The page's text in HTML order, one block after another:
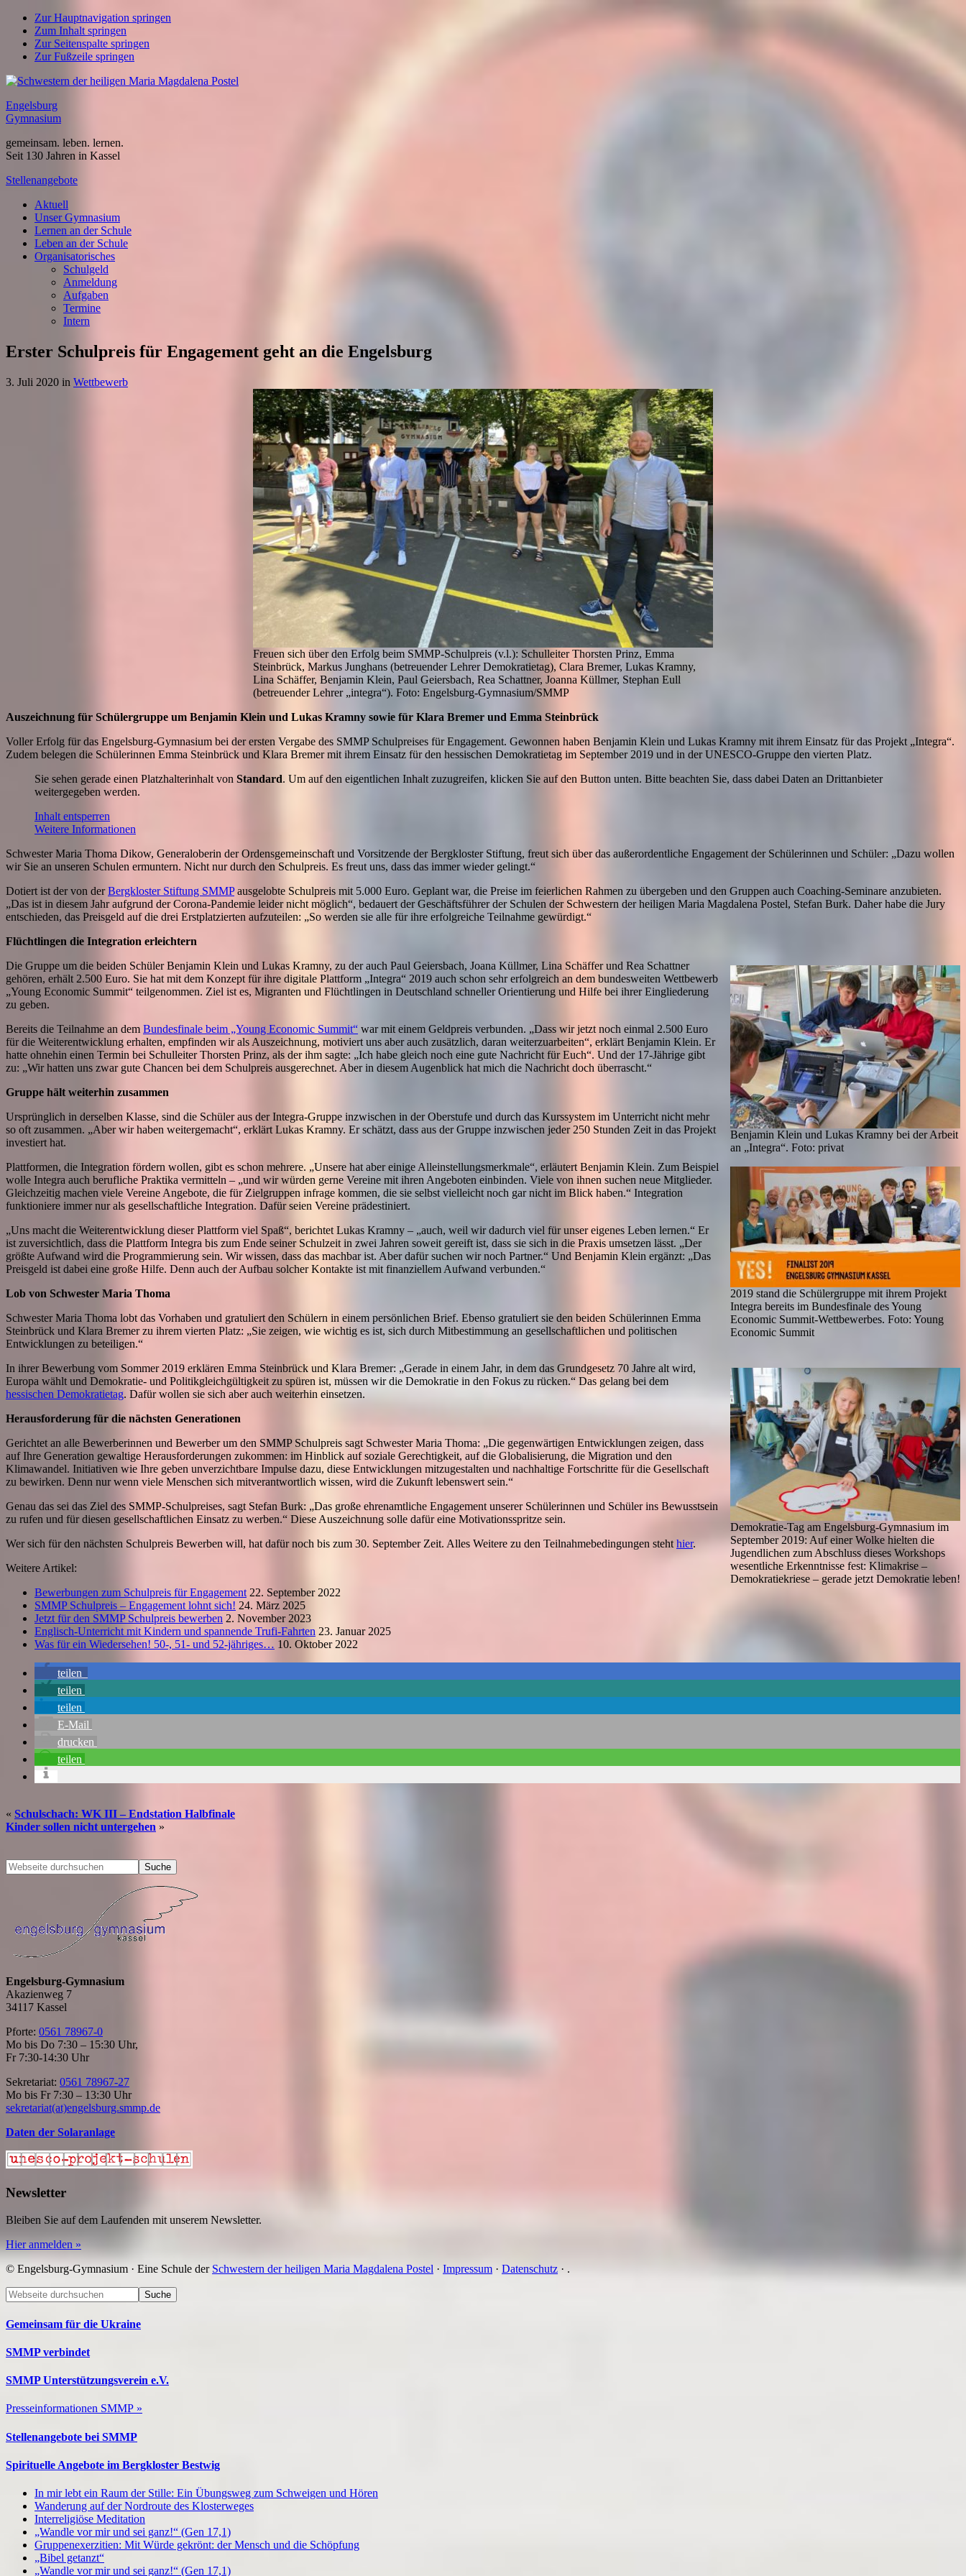
Zur Hauptnavigation springen
Zum Inhalt springen
Zur Seitenspalte springen
Zur Fußzeile springen
Engelsburg
Gymnasium
gemeinsam. leben. lernen.
Seit 130 Jahren in Kassel
Stellenangebote
Aktuell
Unser Gymnasium
Lernen an der Schule
Leben an der Schule
Organisatorisches
Schulgeld
Anmeldung
Aufgaben
Termine
Intern
Erster Schulpreis für Engagement geht an die Engelsburg
3. Juli 2020 in Wettbewerb
Freuen sich über den Erfolg beim SMMP-Schulpreis (v.l.): Schulleiter Thorsten Prinz, Emma
Steinbrück, Markus Junghans (betreuender Lehrer Demokratietag), Clara Bremer, Lukas Kramny,
Lina Schäffer, Benjamin Klein, Paul Geiersbach, Rea Schattner, Joanna Küllmer, Stephan Eull
(betreuender Lehrer „integra“). Foto: Engelsburg-Gymnasium/SMMP
Auszeichnung für Schülergruppe um Benjamin Klein und Lukas Kramny sowie für Klara Bremer und Emma Steinbrück
Voller Erfolg für das Engelsburg-Gymnasium bei der ersten Vergabe des SMMP Schulpreises für Engagement. Gewonnen haben Benjamin Klein und Lukas Kramny mit ihrem Einsatz für das Projekt „Integra“.
Zudem belegen die Schülerinnen Emma Steinbrück und Klara Bremer mit ihrem Einsatz für den hessischen Demokratietag im September 2019 und in der UNESCO-Gruppe den vierten Platz.
Sie sehen gerade einen Platzhalterinhalt von Standard. Um auf den eigentlichen Inhalt zuzugreifen, klicken Sie auf den Button unten. Bitte beachten Sie, dass dabei Daten an Drittanbieter
weitergegeben werden.
Inhalt entsperren
Weitere Informationen
Schwester Maria Thoma Dikow, Generaloberin der Ordensgemeinschaft und Vorsitzende der Bergkloster Stiftung, freut sich über das außerordentliche Engagement der Schülerinnen und Schüler: „Dazu wollen
wir Sie an unseren Schulen ermuntern. Nicht nur durch den Schulpreis. Es freut uns, dass das immer wieder gelingt.“
Dotiert ist der von derBergkloster Stiftung SMMPausgelobte Schulpreis mit 5.000 Euro. Geplant war, die Preise im feierlichen Rahmen zu übergeben und den Gruppen auch Coaching-Seminare anzubieten.
„Das ist in diesem Jahr aufgrund der Corona-Pandemie leider nicht möglich“, bedauert der Geschäftsführer der Schulen der Schwestern der heiligen Maria Magdalena Postel, Stefan Burk. Daher habe die Jury
entschieden, das Preisgeld auf die drei Erstplatzierten aufzuteilen: „So werden sie alle für ihre erfolgreiche Teilnahme gewürdigt.“
Flüchtlingen die Integration erleichtern
Benjamin Klein und Lukas Kramny bei der Arbeit
an „Integra“. Foto: privat
Die Gruppe um die beiden Schüler Benjamin Klein und Lukas Kramny, zu der auch Paul Geiersbach, Joana Küllmer, Lina Schäffer und Rea Schattner
gehören, erhält 2.500 Euro. Sie hat mit dem Konzept für ihre digitale Plattform „Integra“ 2019 auch schon sehr erfolgreich an dem bundesweiten Wettbewerb
„Young Economic Summit“ teilgenommen. Ziel ist es, Migranten und Flüchtlingen in Deutschland schneller Orientierung und Hilfe bei ihrer Eingliederung
zu geben.
Bereits die Teilnahme an dem Bundesfinale beim „Young Economic Summit“ war mit einem Geldpreis verbunden. „Dass wir jetzt noch einmal 2.500 Euro
für die Weiterentwicklung erhalten, empfinden wir als Auszeichnung, motiviert uns aber auch zusätzlich, daran weiterzuarbeiten“, erklärt Benjamin Klein. Er
hatte ohnehin einen Termin bei Schulleiter Thorsten Prinz, als der ihm sagte: „Ich habe gleich noch eine gute Nachricht für Euch“. Und der 17-Jährige gibt
zu: „Wir hatten uns zwar gute Chancen bei dem Schulpreis ausgerechnet. Aber in diesem Augenblick hat mich die Nachricht doch überrascht.“
Gruppe hält weiterhin zusammen
Ursprünglich in derselben Klasse, sind die Schüler aus der Integra-Gruppe inzwischen in der Oberstufe und durch das Kurssystem im Unterricht nicht mehr
so oft zusammen. „Aber wir haben weitergemacht“, erklärt Lukas Kramny. Er schätzt, dass aus der Gruppe inzwischen jeder 250 Stunden Zeit in das Projekt
investiert hat.
2019 stand die Schülergruppe mit ihrem Projekt
Integra bereits im Bundesfinale des Young
Economic Summit-Wettbewerbes. Foto: Young
Economic Summit
Plattformen, die Integration fördern wollen, gibt es schon mehrere. „Unsere hat aber einige Alleinstellungsmerkmale“, erläutert Benjamin Klein. Zum Beispiel
wolle Integra auch berufliche Praktika vermitteln – „und wir würden gerne Vereine mit ihren Angeboten einbinden. Viele von ihnen suchen neue Mitglieder.
Gleichzeitig machen viele Vereine Angebote, die für Zielgruppen infrage kommen, die sie selbst vielleicht noch gar nicht im Blick haben.“ Integration
funktioniere immer nur als gesellschaftliche Integration. Dafür seien Vereine prädestiniert.
„Uns macht die Weiterentwicklung dieser Plattform viel Spaß“, berichtet Lukas Kramny – „auch, weil wir dadurch viel für unser eigenes Leben lernen.“ Er
ist zuversichtlich, dass die Plattform Integra bis zum Ende seiner Schulzeit in zwei Jahren soweit gereift ist, dass sie sich in die Praxis umsetzen lässt. „Der
größte Aufwand wird die Programmierung sein. Wir wissen, dass das machbar ist. Aber dafür suchen wir noch Partner.“ Und Benjamin Klein ergänzt: „Das
Preisgeld ist dabei eine große Hilfe. Denn auch der Aufbau solcher Kontakte ist mit finanziellem Aufwand verbunden.“
Lob von Schwester Maria Thoma
Schwester Maria Thoma lobt das Vorhaben und gratuliert den Schülern in einem persönlichen Brief. Ebenso gratuliert sie den beiden Schülerinnen Emma
Steinbrück und Klara Bremer zu ihrem vierten Platz: „Sie zeigen, wie wichtig es ist, sich durch Mitbestimmung an gesellschaftlichen und politischen
Entwicklungen zu beteiligen.“
Demokratie-Tag am Engelsburg-Gymnasium im
September 2019: Auf einer Wolke hielten die
Jugendlichen zum Abschluss dieses Workshops
wesentliche Erkenntnisse fest: Klimakrise –
Demokratiekriese – gerade jetzt Demokratie leben!
In ihrer Bewerbung vom Sommer 2019 erklären Emma Steinbrück und Klara Bremer: „Gerade in einem Jahr, in dem das Grundgesetz 70 Jahre alt wird,
Europa wählt und Demokratie- und Politikgleichgültigkeit zu spüren ist, müssen wir die Demokratie in den Fokus zu rücken.“ Das gelang bei dem
hessischen Demokratietag. Dafür wollen sie sich aber auch weiterhin einsetzen.
Herausforderung für die nächsten Generationen
Gerichtet an alle Bewerberinnen und Bewerber um den SMMP Schulpreis sagt Schwester Maria Thoma: „Die gegenwärtigen Entwicklungen zeigen, dass
auf Ihre Generation gewaltige Herausforderungen zukommen: im Hinblick auf soziale Gerechtigkeit, auf die Globalisierung, die Migration und den
Klimawandel. Initiativen wie Ihre geben unverzichtbare Impulse dazu, diese Entwicklungen mitzugestalten und nachhaltige Fortschritte für die Gesellschaft
zu bewirken. Denn nur wenn viele Menschen sich mitverantwortlich wissen, wird die Zukunft lebenswert sein.“
Genau das sei das Ziel des SMMP-Schulpreises, sagt Stefan Burk: „Das große ehrenamtliche Engagement unserer Schülerinnen und Schüler ins Bewusstsein
zu rufen und für diesen gesellschaftlichen Einsatz zu werben.“ Diese Auszeichnung solle dafür eine Motivationsspritze sein.
Wer sich für den nächsten Schulpreis Bewerben will, hat dafür noch bis zum 30. September Zeit. Alles Weitere zu den Teilnahmebedingungen steht hier.
Weitere Artikel:
Bewerbungen zum Schulpreis für Engagement 22. September 2022
SMMP Schulpreis – Engagement lohnt sich! 24. März 2025
Jetzt für den SMMP Schulpreis bewerben 2. November 2023
Englisch-Unterricht mit Kindern und spannende Trufi-Fahrten 23. Januar 2025
Was für ein Wiedersehen! 50-, 51- und 52-jähriges… 10. Oktober 2022
teilen
teilen
teilen
E-Mail
drucken
teilen
« Schulschach: WK III – Endstation Halbfinale
Kinder sollen nicht untergehen »
Seitenspalte
Webseite
durchsuchen
Engelsburg-Gymnasium
Akazienweg 7
34117 Kassel
Pforte: 0561 78967-0
Mo bis Do 7:30 – 15:30 Uhr,
Fr 7:30-14:30 Uhr
Sekretariat: 0561 78967-27
Mo bis Fr 7:30 – 13:30 Uhr
sekretariat(at)engelsburg.smmp.de
Daten der Solaranlage
Newsletter
Bleiben Sie auf dem Laufenden mit unserem Newsletter.
Hier anmelden »
© Engelsburg-Gymnasium · Eine Schule der Schwestern der heiligen Maria Magdalena Postel · Impressum · Datenschutz · .
Footer
Webseite
durchsuchen
Gemeinsam für die Ukraine
SMMP verbindet
SMMP Unterstützungsverein e.V.
Presseinformationen SMMP »
Stellenangebote bei SMMP
Spirituelle Angebote im Bergkloster Bestwig
In mir lebt ein Raum der Stille: Ein Übungsweg zum Schweigen und Hören
Wanderung auf der Nordroute des Klosterweges
Interreligiöse Meditation
„Wandle vor mir und sei ganz!“ (Gen 17,1)
Gruppenexerzitien: Mit Würde gekrönt: der Mensch und die Schöpfung
„Bibel getanzt“
„Wandle vor mir und sei ganz!“ (Gen 17,1)